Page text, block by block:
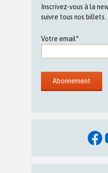
Inscrivez-vous à la
suivre tous nos billets.
Votre email*